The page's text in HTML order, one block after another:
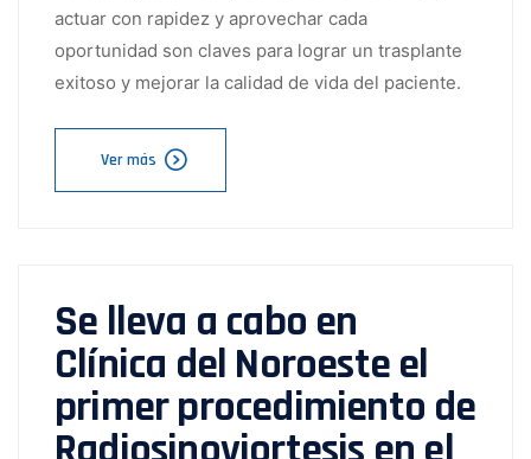
actuar con rapidez y aprovechar cada
oportunidad son claves para lograr un trasplante
exitoso y mejorar la calidad de vida del paciente.
Ver más
Se lleva a cabo en
Clínica del Noroeste el
primer procedimiento de